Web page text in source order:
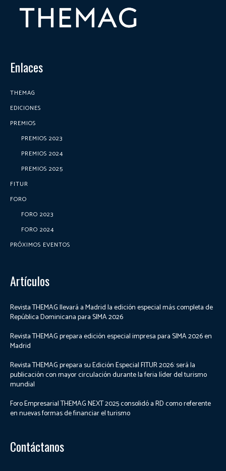
Enlaces
THEMAG
EDICIONES
PREMIOS
PREMIOS 2023
PREMIOS 2024
PREMIOS 2025
FITUR
FORO
FORO 2023
FORO 2024
PRÓXIMOS EVENTOS
Artículos
Revista THEMAG llevará a Madrid la edición especial más completa de
República Dominicana para SIMA 2026
Revista THEMAG prepara edición especial impresa para SIMA 2026 en
Madrid
Revista THEMAG prepara su Edición Especial FITUR 2026: será la
publicación con mayor circulación durante la feria líder del turismo
mundial
Foro Empresarial THEMAG NEXT 2025 consolidó a RD como referente
en nuevas formas de financiar el turismo
Contáctanos